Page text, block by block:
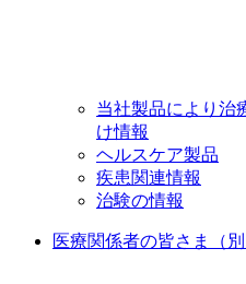
当社製品により治
け情報
ヘルスケア製品
疾患関連情報
治験の情報
医療関係者の皆さま （